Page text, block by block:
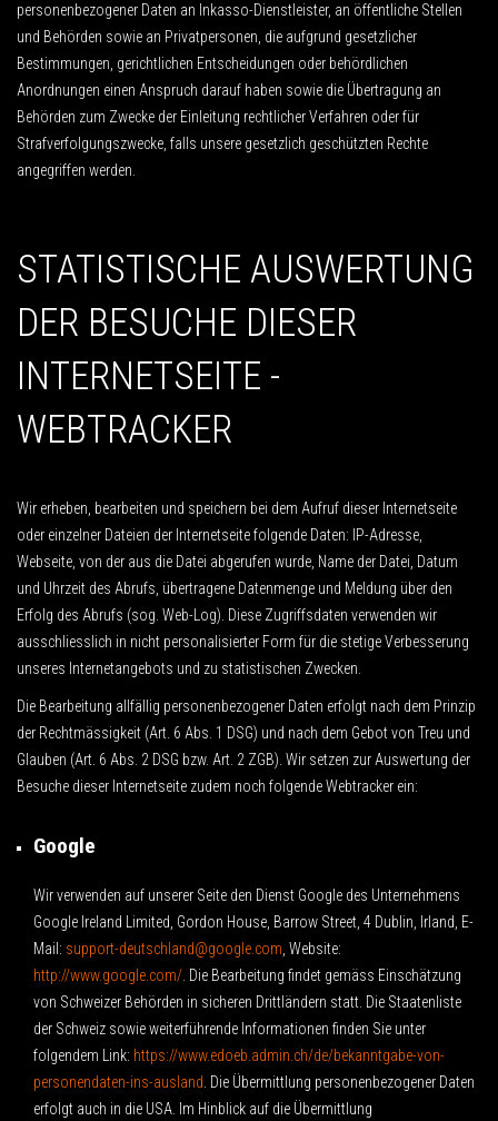
personenbezogener Daten an Inkasso-Dienstleister, an öffentliche Stellen
und Behörden sowie an Privatpersonen, die aufgrund gesetzlicher
Bestimmungen, gerichtlichen Entscheidungen oder behördlichen
Anordnungen einen Anspruch darauf haben sowie die Übertragung an
Behörden zum Zwecke der Einleitung rechtlicher Verfahren oder für
Strafverfolgungszwecke, falls unsere gesetzlich geschützten Rechte
angegriffen werden.
STATISTISCHE AUSWERTUNG
DER BESUCHE DIESER
INTERNETSEITE -
WEBTRACKER
Wir erheben, bearbeiten und speichern bei dem Aufruf dieser Internetseite
oder einzelner Dateien der Internetseite folgende Daten: IP-Adresse,
Webseite, von der aus die Datei abgerufen wurde, Name der Datei, Datum
und Uhrzeit des Abrufs, übertragene Datenmenge und Meldung über den
Erfolg des Abrufs (sog. Web-Log). Diese Zugriffsdaten verwenden wir
ausschliesslich in nicht personalisierter Form für die stetige Verbesserung
unseres Internetangebots und zu statistischen Zwecken.
Die Bearbeitung allfällig personenbezogener Daten erfolgt nach dem Prinzip
der Rechtmässigkeit (Art. 6 Abs. 1 DSG) und nach dem Gebot von Treu und
Glauben (Art. 6 Abs. 2 DSG bzw. Art. 2 ZGB). Wir setzen zur Auswertung der
Besuche dieser Internetseite zudem noch folgende Webtracker ein:
Google
Wir verwenden auf unserer Seite den Dienst Google des Unternehmens
Google Ireland Limited, Gordon House, Barrow Street, 4 Dublin, Irland, E-
Mail: support-deutschland@google.com, Website:
http://www.google.com/. Die Bearbeitung findet gemäss Einschätzung
von Schweizer Behörden in sicheren Drittländern statt. Die Staatenliste
der Schweiz sowie weiterführende Informationen finden Sie unter
folgendem Link: https://www.edoeb.admin.ch/de/bekanntgabe-von-
personendaten-ins-ausland. Die Übermittlung personenbezogener Daten
erfolgt auch in die USA. Im Hinblick auf die Übermittlung